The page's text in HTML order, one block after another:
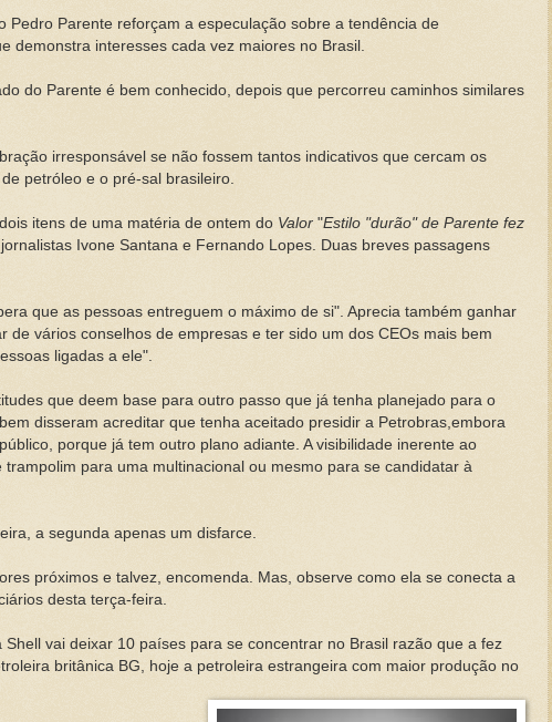
Pedro Parente reforçam a especulação sobre a tendência de
demonstra interesses cada vez maiores no Brasil.
do Parente é bem conhecido, depois que percorreu caminhos similares
irresponsável se não fossem tantos indicativos que cercam os
petróleo e o pré-sal brasileiro.
itens de uma matéria de ontem do Valor "Estilo "durão" de Parente fez
Ivone Santana e Fernando Lopes. Duas breves passagens
que as pessoas entreguem o máximo de si". Aprecia também ganhar
de vários conselhos de empresas e ter sido um dos CEOs mais bem
ligadas a ele".
que deem base para outro passo que já tenha planejado para o
disseram acreditar que tenha aceitado presidir a Petrobras,embora
porque já tem outro plano adiante. A visibilidade inerente ao
para uma multinacional ou mesmo para se candidatar à
a segunda apenas um disfarce.
próximos e talvez, encomenda. Mas, observe como ela se conecta a
desta terça-feira.
Shell vai deixar 10 países para se concentrar no Brasil razão que a fez
britânica BG, hoje a petroleira estrangeira com maior produção no